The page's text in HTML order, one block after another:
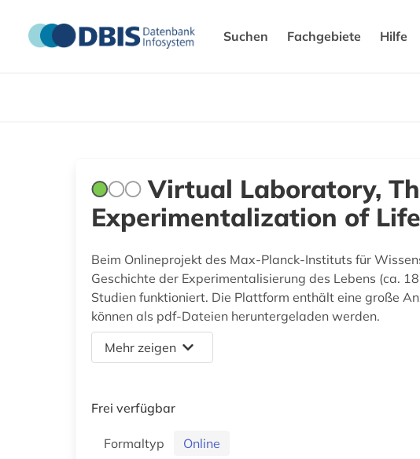
Suchen Fachgebiete Hilfe
Virtual Laboratory,
Experimentalization of Life
Beim Onlineprojekt des Max-Planck-Instituts für
Geschichte der Experimentalisierung des Lebens (ca.
Studien funktioniert. Die Plattform enthält eine große
können als pdf-Dateien heruntergeladen werden.
Mehr zeigen
Frei verfügbar
Formaltyp
Online